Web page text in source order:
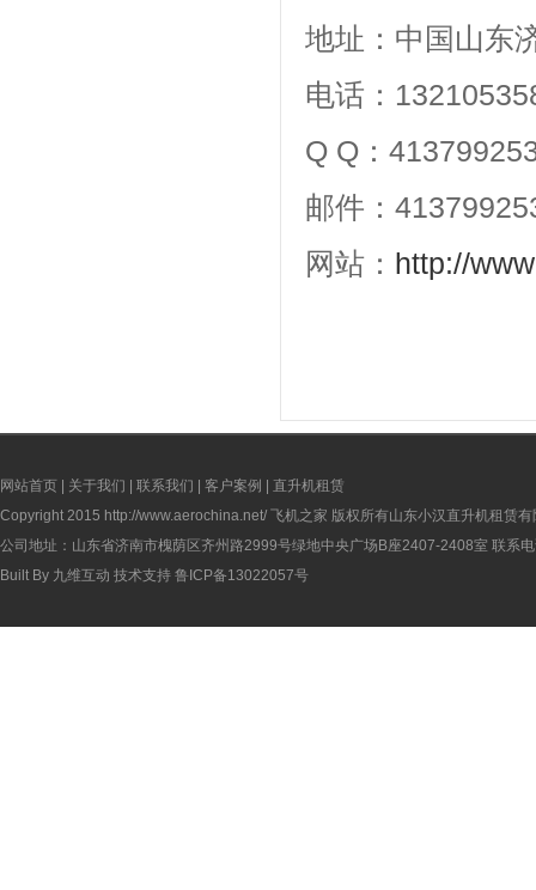
地址：中国山东
电话：
Q Q：
邮件：
网站： http://
网站首页 关于我们 联系我们 客户案例
直升机租赁
Copyright 2015 http://www.aerochina.net/ 飞机之家 版权所有山东小汉直升机租赁有
公司地址：山东省济南市槐荫区齐州路2999号绿地中央广场B座2407-2408室 联系
Built By 九维互动 技术支持 鲁ICP备13022057号